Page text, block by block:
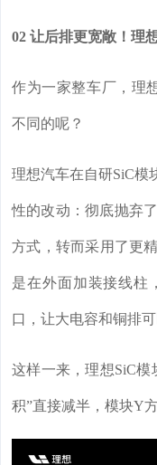
02 让后排更宽敞！理
作为一家整车厂，理
不同的呢？
理想汽车在自研SiC模
性的改动：彻底抛弃
方式，转而采用了更
是在外面加装接线柱
口，让大电容和铜排可
这样一来，理想SiC
积”直接减半，模块Y